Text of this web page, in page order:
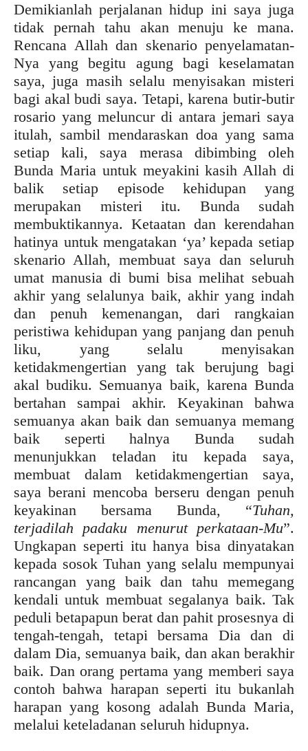
Demikianlah perjalanan hidup ini saya juga
tidak pernah tahu akan menuju ke mana.
Rencana Allah dan skenario penyelamatan-
Nya yang begitu agung bagi keselamatan
saya, juga masih selalu menyisakan misteri
bagi akal budi saya. Tetapi, karena butir-butir
rosario yang meluncur di antara jemari saya
itulah, sambil mendaraskan doa yang sama
setiap kali, saya merasa dibimbing oleh
Bunda Maria untuk meyakini kasih Allah di
balik setiap episode kehidupan yang
merupakan misteri itu. Bunda sudah
membuktikannya. Ketaatan dan kerendahan
hatinya untuk mengatakan ‘ya’ kepada setiap
skenario Allah, membuat saya dan seluruh
umat manusia di bumi bisa melihat sebuah
akhir yang selalunya baik, akhir yang indah
dan penuh kemenangan, dari rangkaian
peristiwa kehidupan yang panjang dan penuh
liku, yang selalu menyisakan
ketidakmengertian yang tak berujung bagi
akal budiku. Semuanya baik, karena Bunda
bertahan sampai akhir. Keyakinan bahwa
semuanya akan baik dan semuanya memang
baik seperti halnya Bunda sudah
menunjukkan teladan itu kepada saya,
membuat dalam ketidakmengertian saya,
saya berani mencoba berseru dengan penuh
keyakinan bersama Bunda, “Tuhan,
terjadilah padaku menurut perkataan-Mu”.
Ungkapan seperti itu hanya bisa dinyatakan
kepada sosok Tuhan yang selalu mempunyai
rancangan yang baik dan tahu memegang
kendali untuk membuat segalanya baik. Tak
peduli betapapun berat dan pahit prosesnya di
tengah-tengah, tetapi bersama Dia dan di
dalam Dia, semuanya baik, dan akan berakhir
baik. Dan orang pertama yang memberi saya
contoh bahwa harapan seperti itu bukanlah
harapan yang kosong adalah Bunda Maria,
melalui keteladanan seluruh hidupnya.